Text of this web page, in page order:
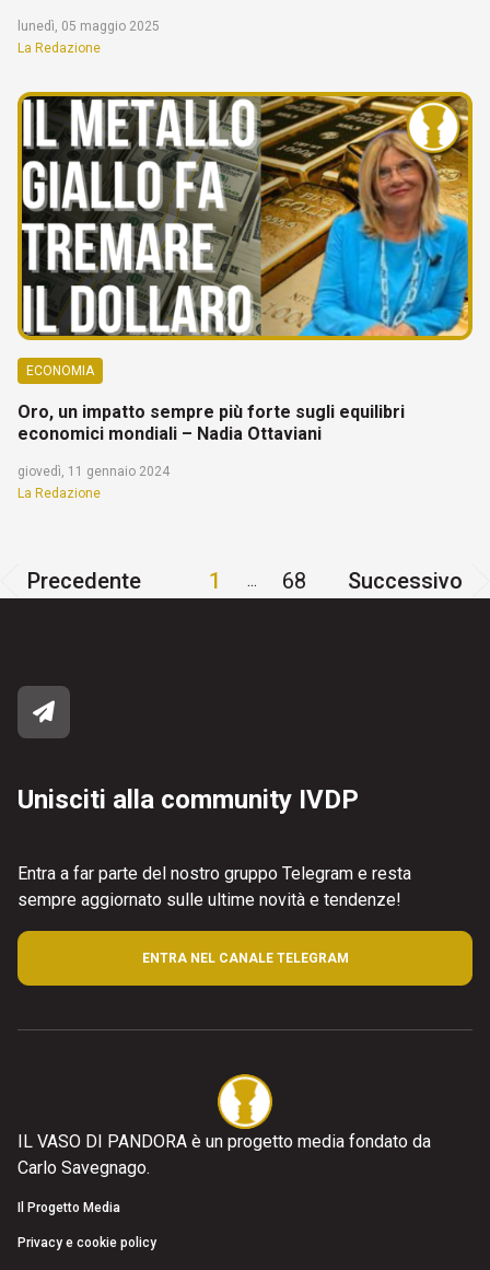
lunedì, 05 maggio 2025
La Redazione
ECONOMIA
Oro, un impatto sempre più forte sugli equilibri
economici mondiali – Nadia Ottaviani
giovedì, 11 gennaio 2024
La Redazione
Precedente 1 ... 68 Successivo
Unisciti alla community IVDP
Entra a far parte del nostro gruppo Telegram e resta
sempre aggiornato sulle ultime novità e tendenze!
ENTRA NEL CANALE TELEGRAM
IL VASO DI PANDORA è un progetto media fondato da
Carlo Savegnago.
Il Progetto Media
Privacy e cookie policy